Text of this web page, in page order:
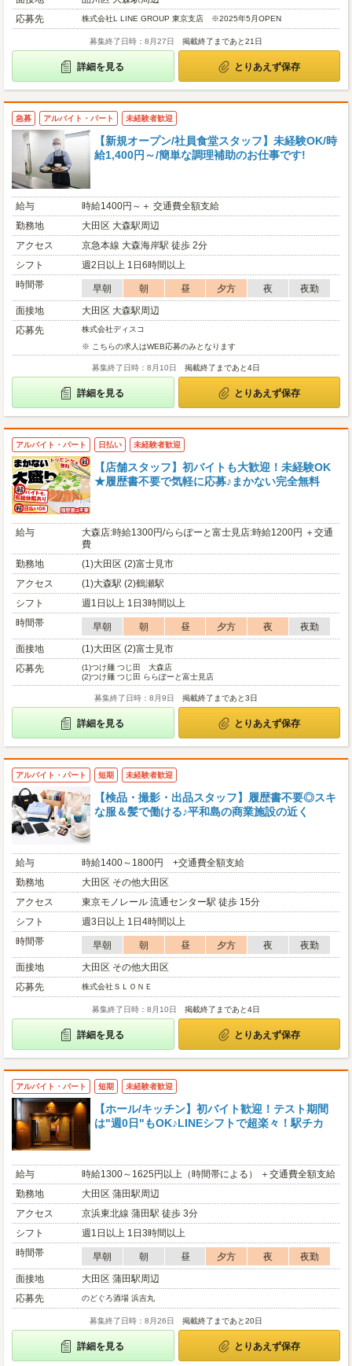
応募先
株式会社L LINE GROUP 東京支店 ※2025年5月OPEN
募集終了日時：8月27日 掲載終了まであと21日
詳細を見る とりあえず保存
急募 アルバイト・パート 未経験者歓迎
【新規オープン/社員食堂スタッフ】未経験OK/時
給1,400円～/簡単な調理補助のお仕事です!
給与
時給1400円～＋ 交通費全額支給
勤務地
大田区 大森駅周辺
アクセス
京急本線 大森海岸駅 徒歩 2分
シフト
週2日以上 1日6時間以上
時間帯
早朝 朝 昼 夕方 夜
夜勤
面接地
大田区 大森駅周辺
応募先
株式会社ディスコ
※ こちらの求人はWEB応募のみとなります
募集終了日時：8月10日 掲載終了まであと4日
詳細を見る とりあえず保存
アルバイト・パート 日払い 未経験者歓迎
【店舗スタッフ】初バイトも大歓迎！未経験OK
★履歴書不要で気軽に応募♪まかない完全無料
給与
大森店:時給1300円/ららぽーと富士見店:時給1200円 ＋交通
費
勤務地
(1)大田区 (2)富士見市
アクセス
(1)大森駅 (2)鶴瀬駅
シフト
週1日以上 1日3時間以上
時間帯
早朝 朝 昼 夕方 夜
夜勤
面接地
(1)大田区 (2)富士見市
応募先
(1)つけ麺 つじ田 大森店
(2)つけ麺 つじ田 ららぽーと富士見店
募集終了日時：8月9日 掲載終了まであと3日
詳細を見る とりあえず保存
アルバイト・パート 短期 未経験者歓迎
【検品・撮影・出品スタッフ】履歴書不要◎スキ
な服＆髪で働ける♪平和島の商業施設の近く
給与
時給1400～1800円 +交通費全額支給
勤務地
大田区 その他大田区
アクセス
東京モノレール 流通センター駅 徒歩 15分
シフト
週3日以上 1日4時間以上
時間帯
早朝 朝 昼 夕方 夜
夜勤
面接地
大田区 その他大田区
応募先
株式会社ＳＬＯＮＥ
募集終了日時：8月10日 掲載終了まであと4日
詳細を見る とりあえず保存
アルバイト・パート 短期 未経験者歓迎
【ホール/キッチン】初バイト歓迎！テスト期間
は"週0日"もOK♪LINEシフトで超楽々！駅チカ
給与
時給1300～1625円以上（時間帯による） ＋交通費全額支給
勤務地
大田区 蒲田駅周辺
アクセス
京浜東北線 蒲田駅 徒歩 3分
シフト
週1日以上 1日3時間以上
時間帯
早朝 朝 昼 夕方 夜
夜勤
面接地
大田区 蒲田駅周辺
応募先
のどぐろ酒場 浜吉丸
募集終了日時：8月26日 掲載終了まであと20日
詳細を見る とりあえず保存